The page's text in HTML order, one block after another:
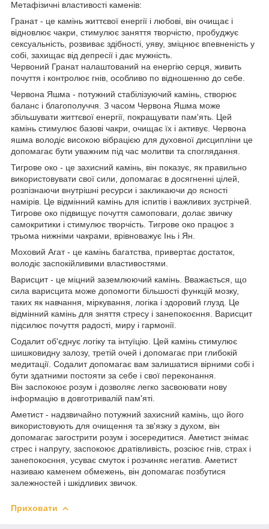
Метафізичні властивості каменів:
Гранат - це камінь життєвої енергії і любові, він очищає і
відновлює чакри, стимулює заняття творчістю, пробуджує
сексуальність, розвиває здібності, уяву, зміцнює впевненість у
собі, захищає від депресії і дає мужність.
Червоний Гранат налаштований на енергію серця, живить
почуття і контролює гнів, особливо по відношенню до себе.
Червона Яшма - потужний стабілізуючий камінь, створює
баланс і благополуччя. З часом Червона Яшма може
збільшувати життєвої енергії, покращувати пам'ять. Цей
камінь стимулює базові чакри, очищає їх і активує. Червона
яшма володіє високою вібрацією для духовної дисципліни це
допомагає бути уважним під час молитви та споглядання.
Тигрове око - це захисний камінь, він показує, як правильно
використовувати свої сили, допомагає в досягненні цілей,
розпізнаючи внутрішні ресурси і закликаючи до ясності
намірів. Це відмінний камінь для іспитів і важливих зустрічей.
Тигрове око підвищує почуття самоповаги, долає звичку
самокритики і стимулює творчість. Тигрове око працює з
трьома нижніми чакрами, врівноважує Інь і Ян.
Моховий Агат - це камінь багатства, привертає достаток,
володіє заспокійливими властивостями.
Варисцит - це міцний заземлюючий камінь. Вважається, що
сила варисцита може допомогти більшості функцій мозку,
таких як навчання, міркування, логіка і здоровий глузд. Це
відмінний камінь для зняття стресу і занепокоєння. Варисцит
підсилює почуття радості, миру і гармонії.
Содалит об'єднує логіку та інтуїцію. Цей камінь стимулює
шишковидну залозу, третій очей і допомагає при глибокій
медитації. Содалит допомагає вам залишатися вірними собі і
бути здатними постояти за себе і свої переконання.
Він заспокоює розум і дозволяє легко засвоювати нову
інформацію в довготривалій пам'яті.
Аметист - надзвичайно потужний захисний камінь, що його
використовують для очищення та зв'язку з духом, він
допомагає загострити розум і зосередитися. Аметист знімає
стрес і напругу, заспокоює дратівливість, розсіює гнів, страх і
занепокоєння, усуває смуток і розчиняє негатив. Аметист
називаю каменем обмежень, він допомагає позбутися
залежностей і шкідливих звичок.
Приховати